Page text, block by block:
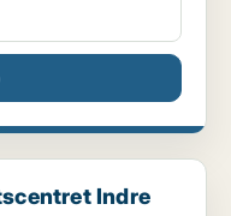
By
Indre